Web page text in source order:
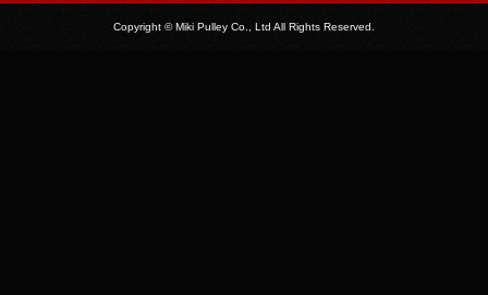
Copyright © Miki Pulley Co., Ltd All Rights Reserved.